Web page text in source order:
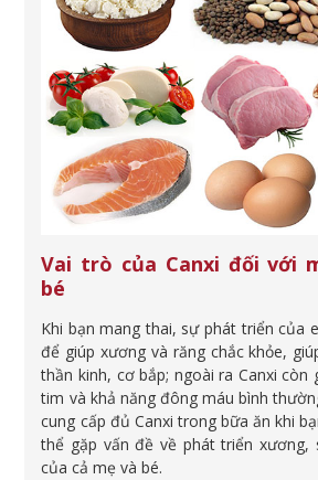
Vai trò của Canxi đối với
bé
Khi bạn mang thai, sự phát triển của
để giúp xương và răng chắc khỏe,
thần kinh, cơ bắp; ngoài ra Canxi còn
tim và khả năng đông máu bình
cung cấp đủ Canxi trong bữa ăn khi
thể gặp vấn đề về phát triển xương,
của cả mẹ và bé.